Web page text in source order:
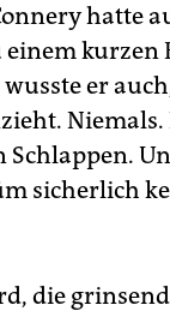
hatte
kurzen
er
sicherlich
die